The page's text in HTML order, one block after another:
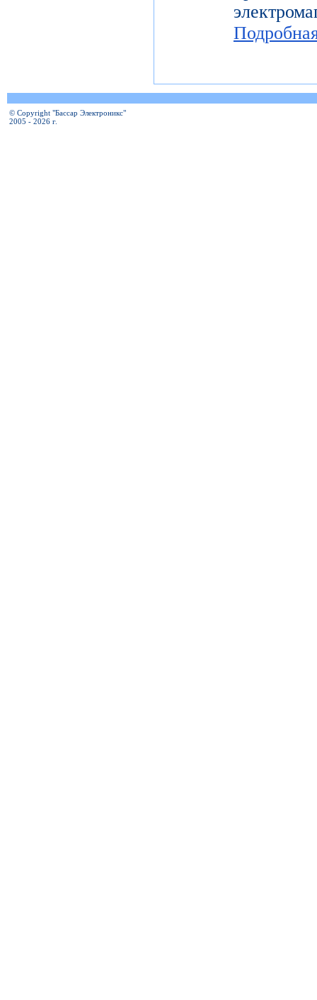
© Copyright "Бассар Электроникс"
2005 - 2026 г.